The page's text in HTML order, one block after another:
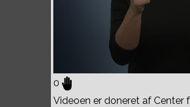
0
Videoen er doneret af Center